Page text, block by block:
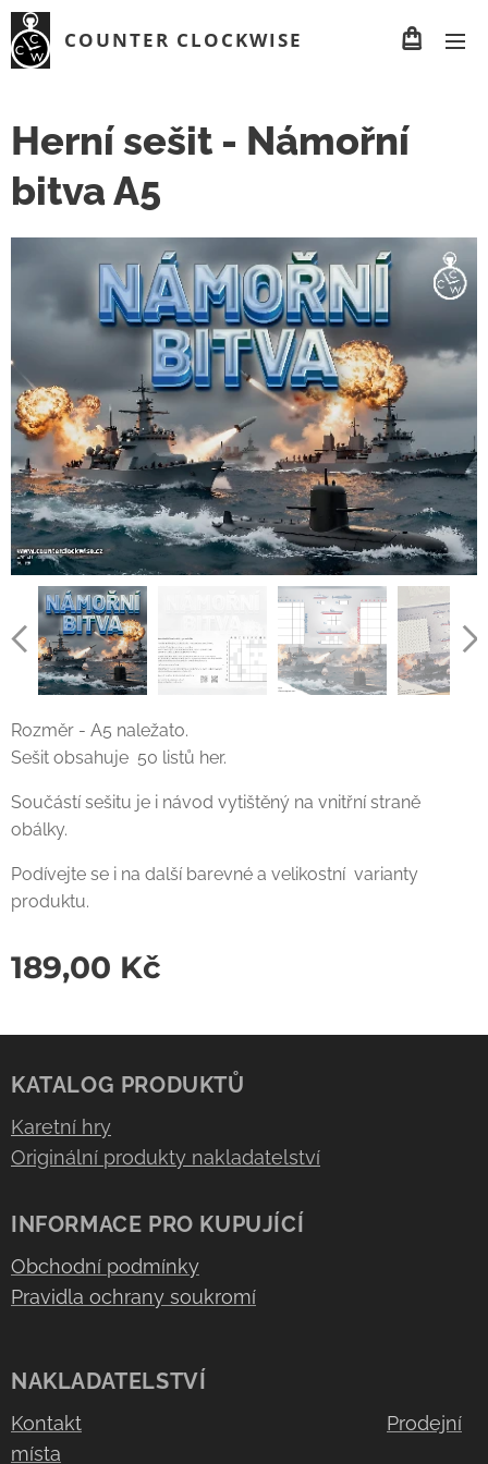
COUNTER CLOCKWISE
Herní sešit - Námořní
bitva A5
Rozměr - A5 naležato.
Sešit obsahuje 50 listů her.
Součástí sešitu je i návod vytištěný na vnitřní straně
obálky.
Podívejte se i na další barevné a velikostní varianty
produktu.
189,00 Kč
KATALOG PRODUKTŮ
Karetní hry
Originální produkty nakladatelství
INFORMACE PRO KUPUJÍCÍ
Obchodní podmínky
Pravidla ochrany soukromí
NAKLADATELSTVÍ
Kontakt
Prodejní
místa